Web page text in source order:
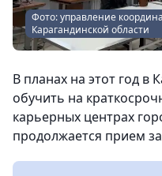
Фото: управление
Карагандинской области
В планах на этот год в
обучить на
карьерных центрах
продолжается прием